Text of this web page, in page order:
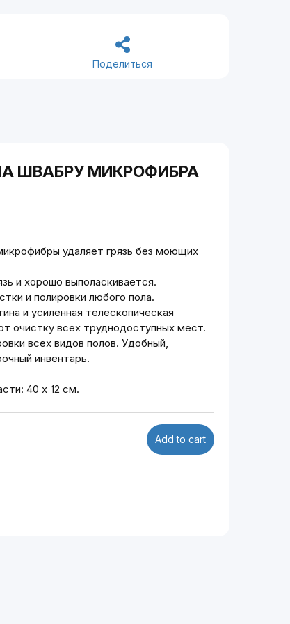
Поделиться
ШВАБРУ МИКРОФИБРА
удаляет грязь без моющих
и хорошо выполаскивается.
и полировки любого пола.
и усиленная телескопическая
очистку всех труднодоступных мест.
всех видов полов. Удобный,
инвентарь.
40 х 12 см.
Add to cart